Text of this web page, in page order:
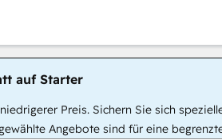
auf Starter
Preis. Sichern Sie sich
Angebote sind für eine